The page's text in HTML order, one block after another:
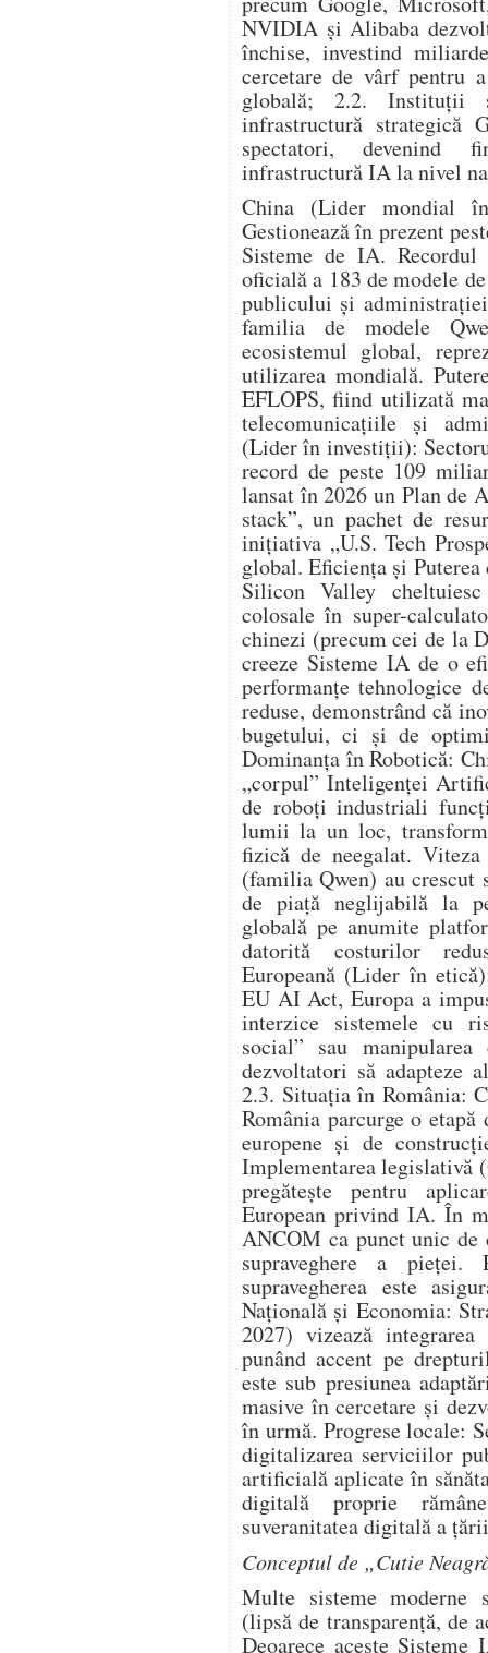
NVIDIA și Alibaba
închise, investind
cercetare de vârf pentru
globală; 2.2.
infrastructură strategică
spectatori, devenind
infrastructură IA la nivel
China (Lider mondial
Gestionează în prezent
Sisteme de IA.
oficială a 183 de modele
publicului și
familia de modele
ecosistemul global,
utilizarea mondială.
EFLOPS, fiind utilizată
telecomunicațiile și
(Lider în investiții):
record de peste 109
lansat în 2026 un Plan de
stack”, un pachet de
inițiativa „U.S. Tech
global. Eficiența și
Silicon Valley
colosale în super-
chinezi (precum cei de la
creeze Sisteme IA de o
performanțe tehnologice
reduse, demonstrând că
bugetului, ci și de
Dominanța în Robotică:
„corpul” Inteligenței
de roboți industriali
lumii la un loc,
fizică de neegalat.
(familia Qwen) au crescut
de piață neglijabilă la
globală pe anumite
datorită costurilor
Europeană (Lider în
EU AI Act, Europa a
interzice sistemele cu
social” sau
dezvoltatori să adapteze
2.3. Situația în România:
România parcurge o
europene și de
Implementarea legislativă
pregătește pentru
European privind IA. În
ANCOM ca punct unic
supraveghere a pieței.
supravegherea este
Națională și Economia:
2027) vizează
punând accent pe
este sub presiunea
masive în cercetare și
în urmă. Progrese locale:
digitalizarea serviciilor
artificială aplicate în
digitală proprie
suveranitatea digitală a
Conceptul de „Cutie
Multe sisteme moderne
(lipsă de transparență,
Deoarece aceste